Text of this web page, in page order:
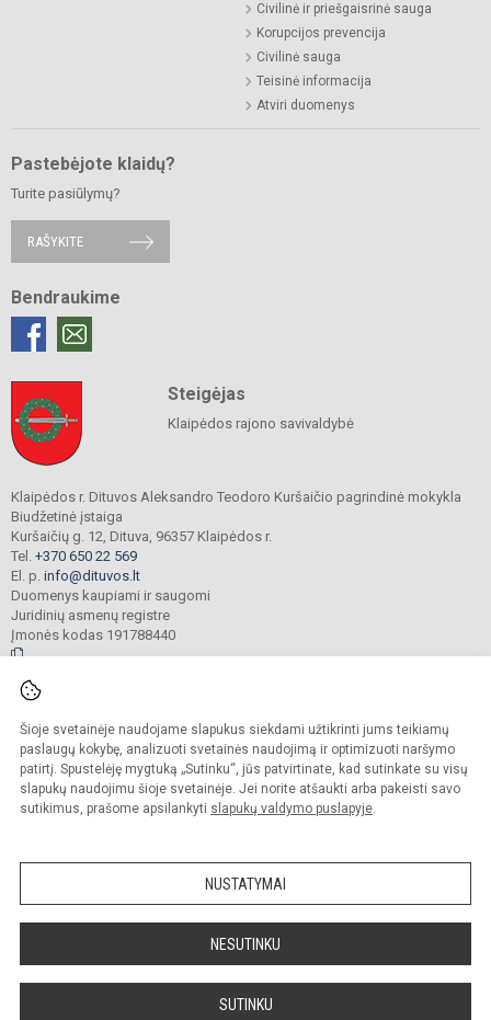
Šioje svetainėje naudojame slapukus siekdami užtikrinti jums teikiamų
paslaugų kokybę, analizuoti svetainės naudojimą ir optimizuoti naršymo
patirtį. Spustelėję mygtuką „Sutinku“, jūs patvirtinate, kad sutinkate su visų
slapukų naudojimu šioje svetainėje. Jei norite atšaukti arba pakeisti savo
sutikimus, prašome apsilankyti slapukų valdymo puslapyje.
NUSTATYMAI
NESUTINKU
SUTINKU
Civilinė ir priešgaisrinė sauga
Korupcijos prevencija
Civilinė sauga
Teisinė informacija
Atviri duomenys
Pastebėjote klaidų?
Turite pasiūlymų?
RAŠYKITE
Bendraukime
Steigėjas
Klaipėdos rajono savivaldybė
Klaipėdos r. Dituvos Aleksandro Teodoro Kuršaičio pagrindinė mokykla
Biudžetinė įstaiga
Kuršaičių g. 12, Dituva, 96357 Klaipėdos r.
Tel. +370 650 22 569
El. p. info@dituvos.lt
Duomenys kaupiami ir saugomi
Juridinių asmenų registre
Įmonės kodas 191788440
Visos teisės saugomos. Kopijuoti turinį be raštiško įstaigos administracijos
sutikimo griežtai draudžiama.
Prieinamumo paraiška Slapukų politika
Sumanus būdas atnaujinti